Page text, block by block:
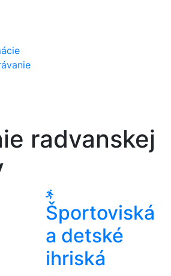
radvanskej
Športoviská
a detské
ihriská